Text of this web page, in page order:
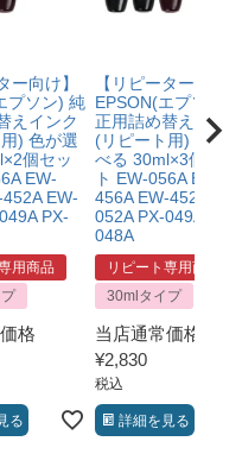
ー向け】
プソン) 純
えインク
) 色が選
個セッ
EW-
EW-
PX-
用商品
格
る
【リピーター向け
EPSON(エプソン)
正用詰め替えイン
(リピート用) 色が
べる 30ml×3個セッ
ト EW-056A EW-
456A EW-452A
052A PX-049A PX-
048A
リピート専用商品
30mlタイプ
当店通常価格
¥2,830
税込
詳細を見る